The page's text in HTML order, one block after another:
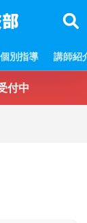
個別指導 講師紹
付中